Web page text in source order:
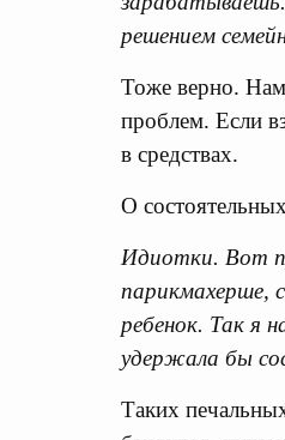
решением
Тоже верно. Нам
проблем. Если
в средствах.
О
Идиотки. Вот
парикмахерше,
ребенок. Так я
удержала бы
Таких